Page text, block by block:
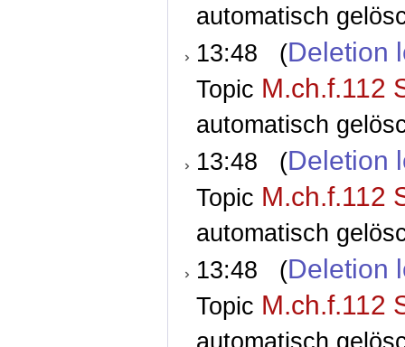
automatisch
13:48 (Deletion
Topic M.ch.f.112
automatisch
13:48 (Deletion
Topic M.ch.f.112
automatisch
13:48 (Deletion
Topic M.ch.f.112
automatisch